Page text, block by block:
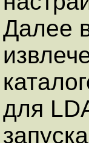
Далее
для